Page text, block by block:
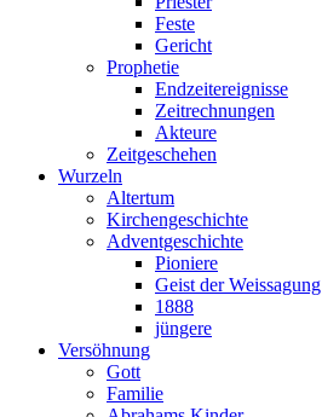
Feste
Gericht
Prophetie
Endzeitereignisse
Zeitrechnungen
Akteure
Zeitgeschehen
Wurzeln
Altertum
Kirchengeschichte
Adventgeschichte
Pioniere
Geist der Weissagung
1888
jüngere
Versöhnung
Gott
Familie